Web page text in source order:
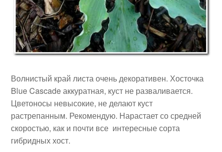
Волнистый край листа очень декоративен. Хосточка
Blue Cascade аккуратная, куст не разваливается.
Цветоносы невысокие, не делают куст
растрепанным. Рекомендую. Нарастает со средней
скоростью, как и почти все интересные сорта
гибридных хост.